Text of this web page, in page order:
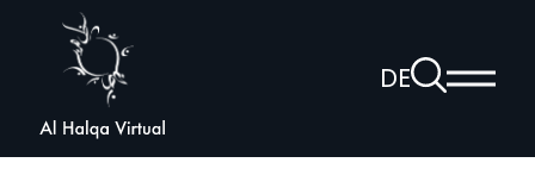
Halqa
DEZur
Suchseite